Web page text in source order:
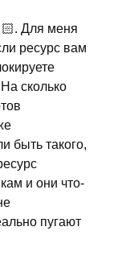
Для меня
ресурс вам
сколько
быть такого,
и они что-
пугают